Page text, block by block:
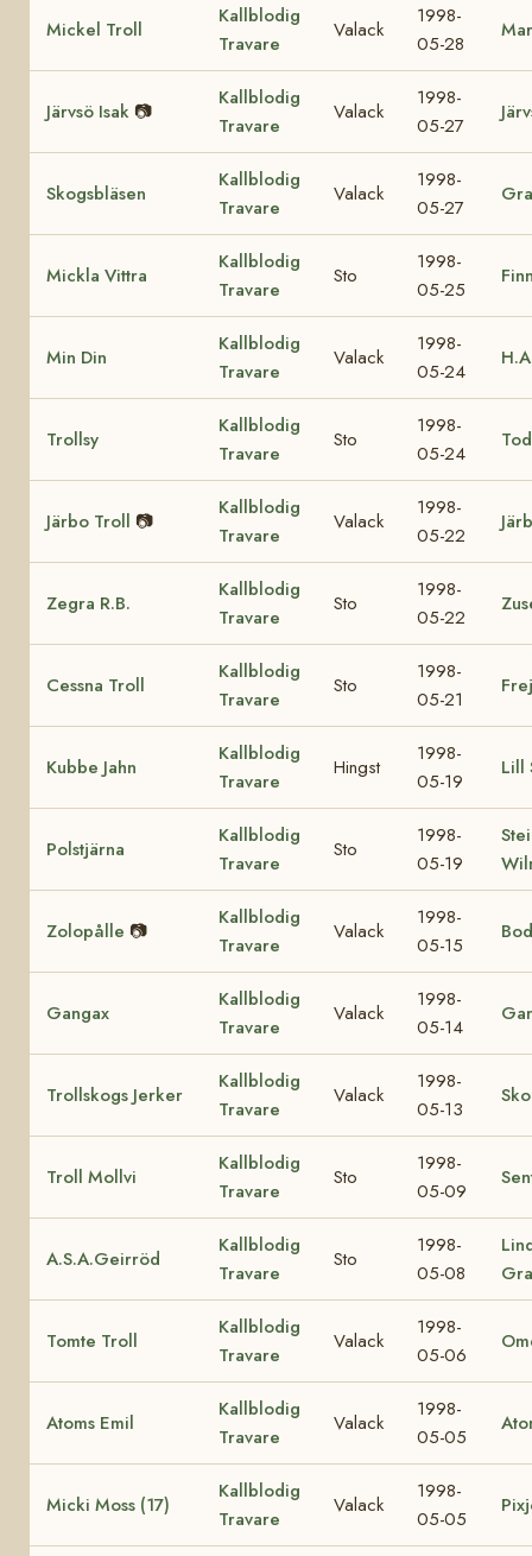
Mickel Troll
Kallblodig
Travare
Valack
1998-
05-28
Järvsö Isak 📷
Kallblodig
Travare
Valack
1998-
05-27
Skogsbläsen
Kallblodig
Travare
Valack
1998-
05-27
Mickla Vittra
Kallblodig
Travare
Sto
1998-
05-25
Min Din
Kallblodig
Travare
Valack
1998-
05-24
Trollsy
Kallblodig
Travare
Sto
1998-
05-24
Järbo Troll 📷
Kallblodig
Travare
Valack
1998-
05-22
Zegra R.B.
Kallblodig
Travare
Sto
1998-
05-22
Cessna Troll
Kallblodig
Travare
Sto
1998-
05-21
Kubbe Jahn
Kallblodig
Travare
Hingst
1998-
05-19
Lill
Polstjärna
Kallblodig
Travare
Sto
1998-
05-19
Zolopålle 📷
Kallblodig
Travare
Valack
1998-
05-15
Gangax
Kallblodig
Travare
Valack
1998-
05-14
Trollskogs Jerker
Kallblodig
Travare
Valack
1998-
05-13
Troll Mollvi
Kallblodig
Travare
Sto
1998-
05-09
A.S.A.Geirröd
Kallblodig
Travare
Sto
1998-
05-08
Tomte Troll
Kallblodig
Travare
Valack
1998-
05-06
Atoms Emil
Kallblodig
Travare
Valack
1998-
05-05
Micki Moss (17)
Kallblodig
Travare
Valack
1998-
05-05